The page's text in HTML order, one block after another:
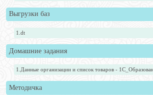
Выгрузки баз
1.dt
Домашние задания
1.Данные организации и список товаров -
Методичка